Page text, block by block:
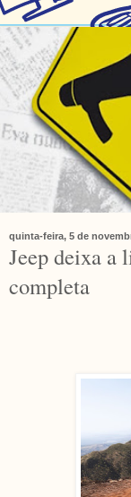
quinta-feira, 5 de
Jeep deixa a
completa